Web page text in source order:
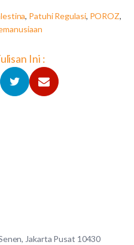
, Patuhi Regulasi, POROZ,
Ini :
Jakarta Pusat 10430